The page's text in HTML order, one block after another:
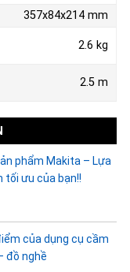
357x84x214 mm
2.6 kg
2.5 m
phẩm Makita – Lựa
tối ưu của bạn!!
của dụng cụ cầm
đồ nghề